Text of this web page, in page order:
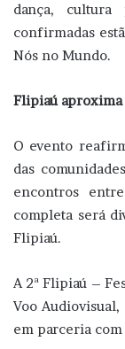
dança,
confirmadas
Nós no Mundo.
Flipiaú
O evento
das
encontros
completa será
Flipiaú.
A 2ª Flipiaú –
Voo Audiovisual,
em parceria